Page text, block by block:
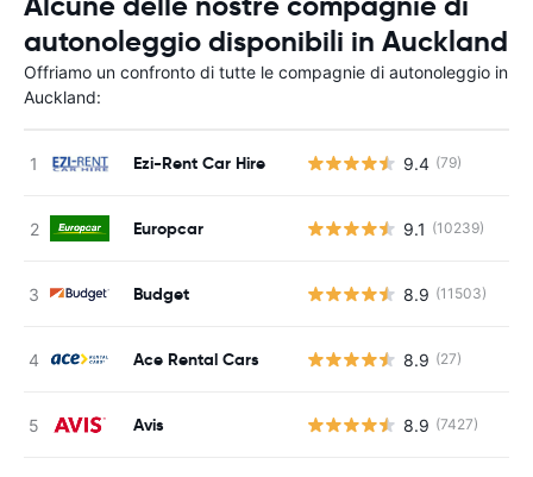
autonoleggio disponibili in Auckland
Offriamo un confronto di tutte le compagnie di autonoleggio in
Auckland:
Ezi-Rent Car Hire 9.4 (79)
Europcar 9.1 (10239)
Budget 8.9 (11503)
Ace Rental Cars 8.9 (27)
Avis 8.9 (7427)